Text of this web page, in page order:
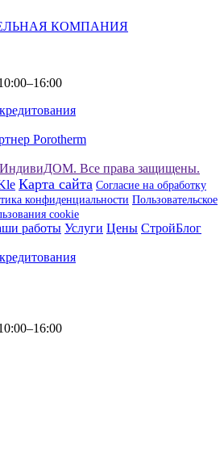
КОМПАНИЯ
Porotherm
ИндивиДОМ. Все права защищены.
Карта сайта Согласие на обработку
конфиденциальности Пользовательское
сookie
работы Услуги Цены СтройБлог